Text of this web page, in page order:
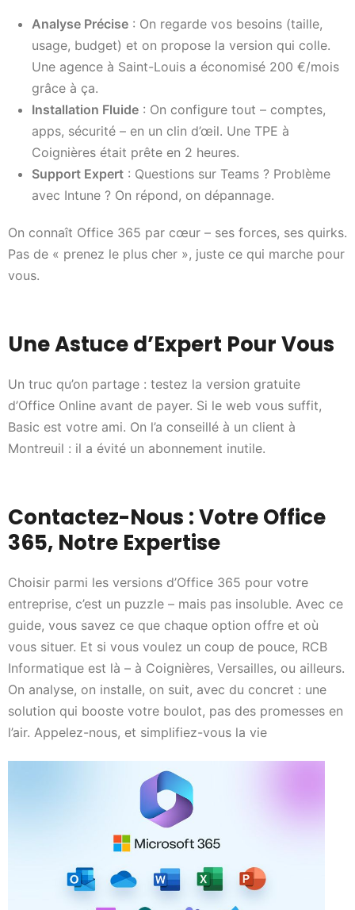
Analyse Précise : On regarde vos besoins (taille,
usage, budget) et on propose la version qui colle.
Une agence à Saint-Louis a économisé 200 €/mois
grâce à ça.
Installation Fluide : On configure tout – comptes,
apps, sécurité – en un clin d’œil. Une TPE à
Coignières était prête en 2 heures.
Support Expert : Questions sur Teams ? Problème
avec Intune ? On répond, on dépannage.
On connaît Office 365 par cœur – ses forces, ses quirks.
Pas de « prenez le plus cher », juste ce qui marche pour
vous.
Une Astuce d’Expert Pour Vous
Un truc qu’on partage : testez la version gratuite
d’Office Online avant de payer. Si le web vous suffit,
Basic est votre ami. On l’a conseillé à un client à
Montreuil : il a évité un abonnement inutile.
Contactez-Nous : Votre Office
365, Notre Expertise
Choisir parmi les versions d’Office 365 pour votre
entreprise, c’est un puzzle – mais pas insoluble. Avec ce
guide, vous savez ce que chaque option offre et où
vous situer. Et si vous voulez un coup de pouce, RCB
Informatique est là – à Coignières, Versailles, ou ailleurs.
On analyse, on installe, on suit, avec du concret : une
solution qui booste votre boulot, pas des promesses en
l’air. Appelez-nous, et simplifiez-vous la vie